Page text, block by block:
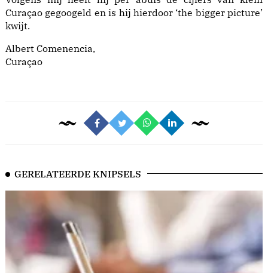
Curaçao gegoogeld en is hij hierdoor ‘the bigger picture’
kwijt.
Albert Comenencia,
Curaçao
GERELATEERDE KNIPSELS